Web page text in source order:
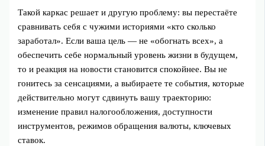
Такой каркас решает и другую проблему: вы перестаёте
сравнивать себя с чужими историями «кто сколько
заработал». Если ваша цель — не «обогнать всех», а
обеспечить себе нормальный уровень жизни в будущем,
то и реакция на новости становится спокойнее. Вы не
гонитесь за сенсациями, а выбираете те события, которые
действительно могут сдвинуть вашу траекторию:
изменение правил налогообложения, доступности
инструментов, режимов обращения валюты, ключевых
ставок.